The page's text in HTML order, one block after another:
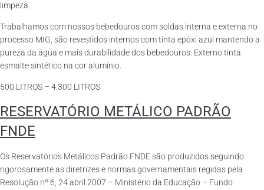
limpeza.
Trabalhamos com nossos bebedouros com soldas interna e externa no
processo MIG, são revestidos internos com tinta epóxi azul mantendo a
pureza da água e mais durabilidade dos bebedouros. Externo tinta
esmalte sintético na cor alumínio.
500 LITROS – 4.300 LITROS
RESERVATÓRIO METÁLICO PADRÃO
FNDE
Os Reservatórios Metálicos Padrão FNDE são produzidos seguindo
rigorosamente as diretrizes e normas governamentais regidas pela
Resolução nº 6, 24 abril 2007 – Ministério da Educação – Fundo